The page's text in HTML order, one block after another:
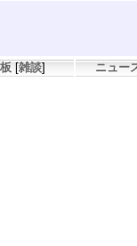
[雑談] ニュー